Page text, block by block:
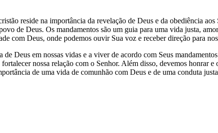
reside na importância da revelação de Deus e da obediência
de Deus. Os mandamentos são um guia para uma vida justa,
com Deus, onde podemos ouvir Sua voz e receber direção para
Deus em nossas vidas e a viver de acordo com Seus
nossa relação com o Senhor. Além disso, devemos honrar
de uma vida de comunhão com Deus e de uma conduta